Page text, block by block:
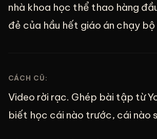
nhà khoa học thể thao hàng
đẻ của hầu hết giáo án chạy bộ
CÁCH CŨ:
Video rời rạc. Ghép bài tập từ
biết học cái nào trước, cái nào